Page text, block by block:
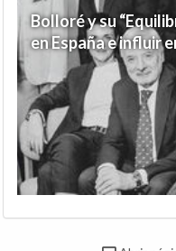
Bolloré y su
en España e influir